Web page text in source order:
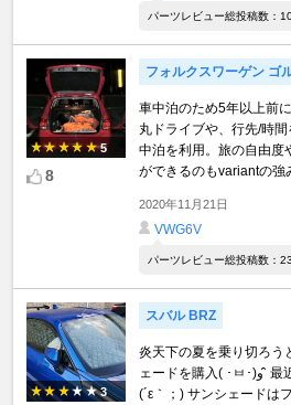
パーツレビュー総投稿数：
5
8
フォルクスワーゲン ゴ
車中泊のため5年以上前
丸ドライブや、行先/時
中泊を利用。旅の自由度
ができるのもvariantの強
2020年11月21日
VWG6V
パーツレビュー総投稿数：
3
スバル BRZ
炎天下の夏を乗り切ろう
ェードを購入( ･ㅂ･)و ̑̑ 最近ポチリ欲が止まりません
(´ε｀；) サンシェードは